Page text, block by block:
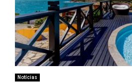
Notícias